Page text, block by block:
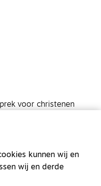
voor christenen
kunnen wij en
wij en derde